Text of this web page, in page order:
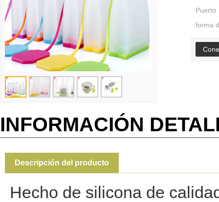
Puerto
forma
INFORMACIÓN
Descripción del producto
Hecho de silicona de